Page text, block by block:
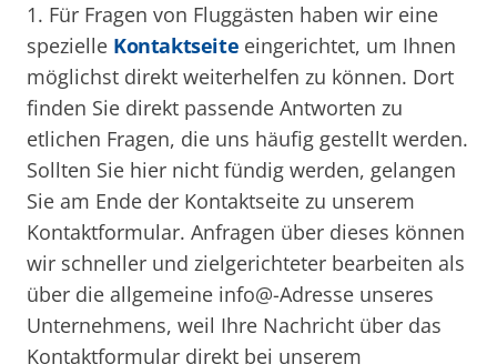
1. Für Fragen von Fluggästen haben wir eine
spezielle Kontaktseite eingerichtet, um Ihnen
möglichst direkt weiterhelfen zu können. Dort
finden Sie direkt passende Antworten zu
etlichen Fragen, die uns häufig gestellt werden.
Sollten Sie hier nicht fündig werden, gelangen
Sie am Ende der Kontaktseite zu unserem
Kontaktformular. Anfragen über dieses können
wir schneller und zielgerichteter bearbeiten als
über die allgemeine info@-Adresse unseres
Unternehmens, weil Ihre Nachricht über das
Kontaktformular direkt bei unserem